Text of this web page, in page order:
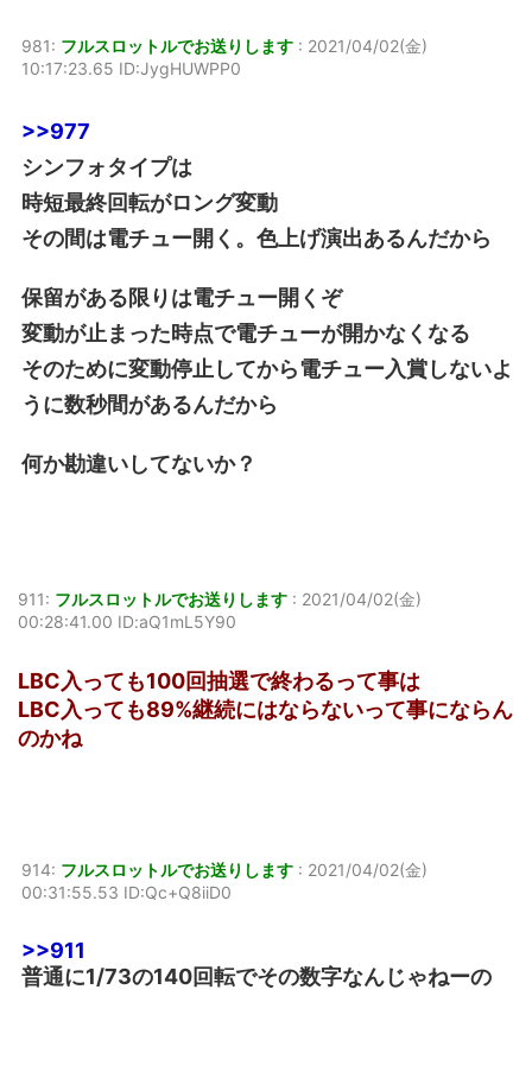
981: フルスロットルでお送りします : 2021/04/02(金)
10:17:23.65 ID:JygHUWPP0
>>977
シンフォタイプは
時短最終回転がロング変動
その間は電チュー開く。色上げ演出あるんだから
保留がある限りは電チュー開くぞ
変動が止まった時点で電チューが開かなくなる
そのために変動停止してから電チュー入賞しないよ
うに数秒間があるんだから
何か勘違いしてないか？
911: フルスロットルでお送りします : 2021/04/02(金)
00:28:41.00 ID:aQ1mL5Y90
LBC入っても100回抽選で終わるって事は
LBC入っても89%継続にはならないって事にならん
のかね
914: フルスロットルでお送りします : 2021/04/02(金)
00:31:55.53 ID:Qc+Q8iiD0
>>911
普通に1/73の140回転でその数字なんじゃねーの